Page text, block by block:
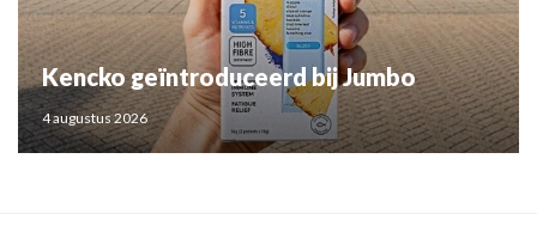
Kencko geïntroduceerd bij Jumbo
4 augustus 2026